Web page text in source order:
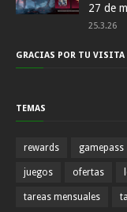
27 de
25.3.26
GRACIAS POR TU VISITA
TEMAS
rewards gamepass
juegos ofertas
tareas mensuales